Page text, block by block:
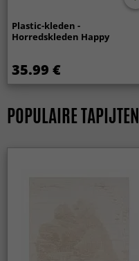
Plastic-kleden -
Horredskleden Happy
35.99 €
POPULAIRE TAPIJTEN